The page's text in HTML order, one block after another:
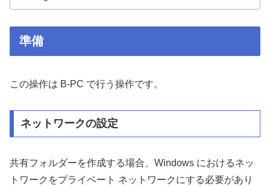
準備
この操作は B-PC で行う操作です。
ネットワークの設定
共有フォルダーを作成する場合、Windows におけるネッ
トワークをプライベート ネットワークにする必要があり